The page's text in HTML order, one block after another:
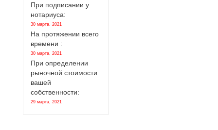
При подписании у
нотариуса:
30 марта, 2021
На протяжении всего
времени :
30 марта, 2021
При определении
рыночной стоимости
вашей
собственности:
29 марта, 2021